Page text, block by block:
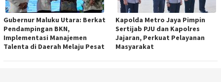
Gubernur Maluku Utara: Berkat
Pendampingan BKN,
Implementasi Manajemen
Talenta di Daerah Melaju Pesat
Kapolda Metro Jaya Pimpin
Sertijab PJU dan Kapolres
Jajaran, Perkuat Pelayanan
Masyarakat